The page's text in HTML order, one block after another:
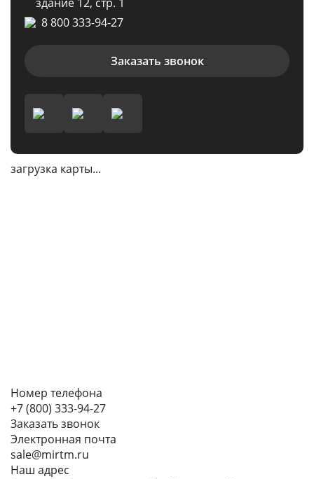
8 800 333-94-27
Заказать звонок
загрузка карты...
Номер телефона
+7 (800) 333-94-27
Заказать звонок
Электронная почта
sale@mirtm.ru
Наш адрес